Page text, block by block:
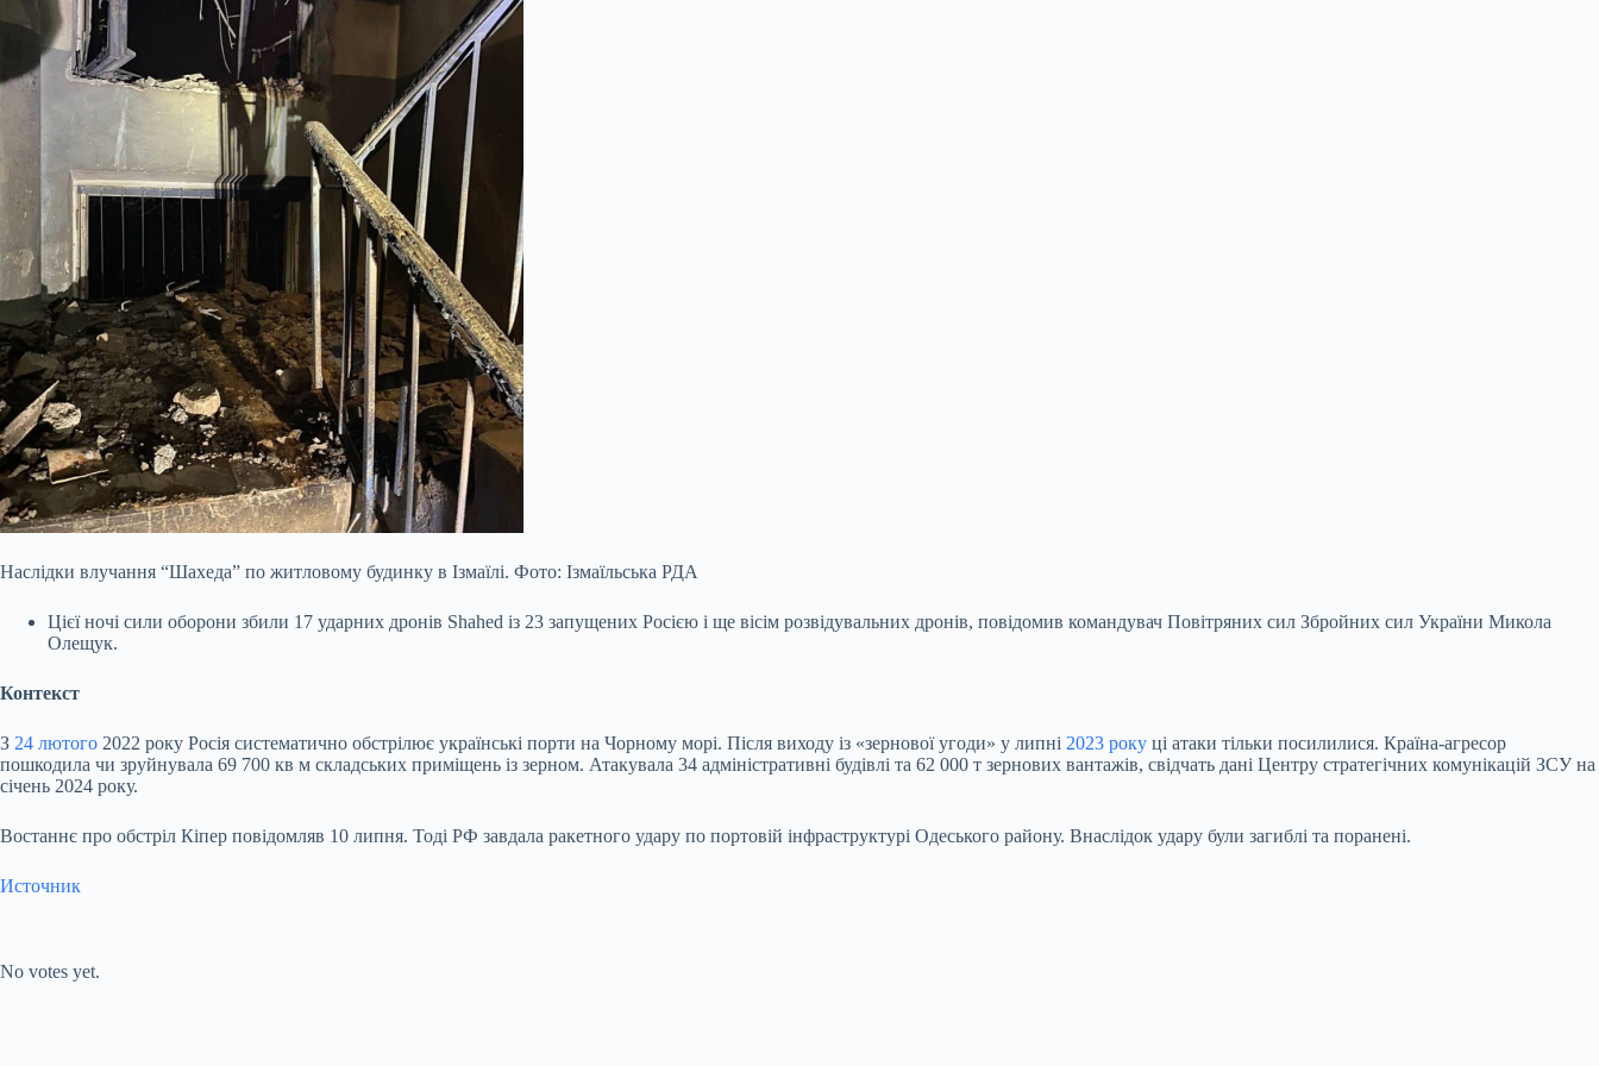
Наслідки влучання “Шахеда” по житловому будинку в Ізмаїлі. Фото: Ізмаїльська РДА
Цієї ночі сили оборони збили 17 ударних дронів Shahed із 23 запущених Росією і ще вісім розвідувальних дронів, повідомив командувач Повітряних сил Збройних сил України Микола
Олещук.
Контекст
З 24 лютого 2022 року Росія систематично обстрілює українські порти на Чорному морі. Після виходу із «зернової угоди» у липні 2023 року ці атаки тільки посилилися. Країна-агресор
пошкодила чи зруйнувала 69 700 кв м складських приміщень із зерном. Атакувала 34 адміністративні будівлі та 62 000 т зернових вантажів, свідчать дані Центру стратегічних комунікацій ЗСУ на
січень 2024 року.
Востаннє про обстріл Кіпер повідомляв 10 липня. Тоді РФ завдала ракетного удару по портовій інфраструктурі Одеського району. Внаслідок удару були загиблі та поранені.
Источник
No votes yet.